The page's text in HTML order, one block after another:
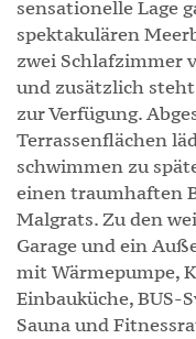
sensationelle Lage
spektakulären
zwei Schlafzimmer
und zusätzlich steht
zur Verfügung.
Terrassenflächen
schwimmen zu
einen traumhaften
Malgrats. Zu den
Garage und ein
mit Wärmepumpe,
Einbauküche, BUS-
Sauna und